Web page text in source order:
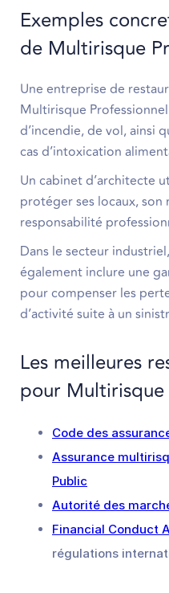
Exemples
de Multirisque
Une entreprise de
Multirisque
d’incendie, de vol, ainsi
cas d’intoxication
Un cabinet d’architecte
protéger ses locaux,
responsabilité
Dans le secteur
également inclure une
pour compenser les
d’activité suite à un
Les meilleures
pour Multirisque
Code des
Assurance
Public
Autorité des
Financial Conduct
régulations